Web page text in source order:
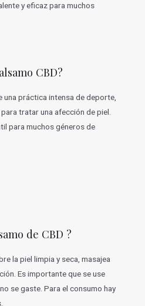
y eficaz para muchos
CBD?
una práctica intensa de deporte,
tratar una afección de piel.
para muchos géneros de
de CBD ?
la piel limpia y seca, masajea
Es importante que se use
se gaste. Para el consumo hay